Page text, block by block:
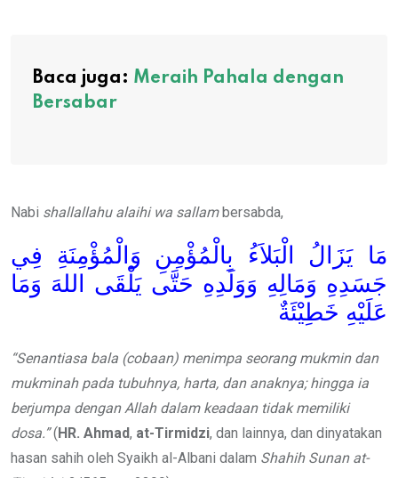
Baca juga: Meraih Pahala dengan
Bersabar
Nabi shallallahu alaihi wa sallam bersabda,
مَا يَزَالُ الْبَلاَءُ بِالْمُؤْمِنِ وَالْمُؤْمِنَةِ فِي
جَسَدِهِ وَمَالِهِ وَوَلَدِهِ حَتَّى يَلْقَى اللهَ وَمَا
عَلَيْهِ خَطِيْئَةٌ
“Senantiasa bala (cobaan) menimpa seorang mukmin dan
mukminah pada tubuhnya, harta, dan anaknya; hingga ia
berjumpa dengan Allah dalam keadaan tidak memiliki
dosa.”( HR. Ahmad, at-Tirmidzi, dan lainnya, dan dinyatakan
hasan sahih oleh Syaikh al-Albani dalam Shahih Sunan at-